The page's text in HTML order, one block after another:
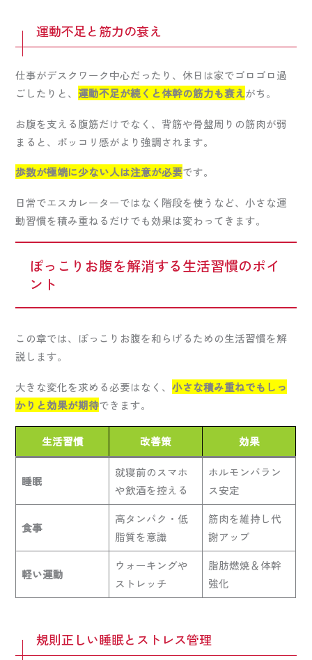
運動不足と筋力の衰え
仕事がデスクワーク中心だったり、休日は家でゴロゴロ過
ごしたりと、 運動不足が続くと体幹の筋力も衰えがち。
お腹を支える腹筋だけでなく、背筋や骨盤周りの筋肉が弱
まると、ポッコリ感がより強調されます。
歩数が極端に少ない人は注意が必要です。
日常でエスカレーターではなく階段を使うなど、小さな運
動習慣を積み重ねるだけでも効果は変わってきます。
ぽっこりお腹を解消する生活習慣のポイ
ント
この章では、ぽっこりお腹を和らげるための生活習慣を解
説します。
大きな変化を求める必要はなく、小さな積み重ねでもしっ
かりと効果が期待できます。
生活習慣 改善策 効果
睡眠
就寝前のスマホ
や飲酒を控える
ホルモンバラン
ス安定
食事
高タンパク・低
脂質を意識
筋肉を維持し代
謝アップ
軽い運動
ウォーキングや
ストレッチ
脂肪燃焼＆体幹
強化
規則正しい睡眠とストレス管理